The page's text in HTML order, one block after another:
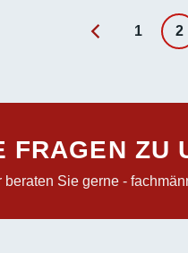
1 2
FRAGEN ZU
beraten Sie gerne -